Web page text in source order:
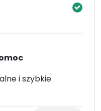
i szybkie